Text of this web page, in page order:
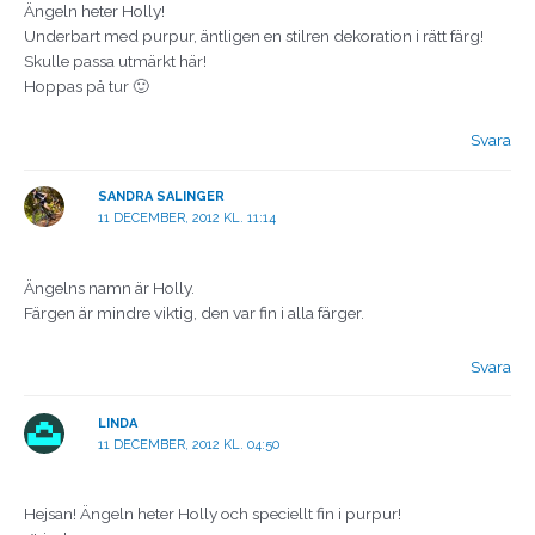
Ängeln heter Holly!
Underbart med purpur, äntligen en stilren dekoration i rätt färg!
Skulle passa utmärkt här!
Hoppas på tur 🙂
Svara
SANDRA SALINGER
11 DECEMBER, 2012 KL. 11:14
Ängelns namn är Holly.
Färgen är mindre viktig, den var fin i alla färger.
Svara
LINDA
11 DECEMBER, 2012 KL. 04:50
Hejsan! Ängeln heter Holly och speciellt fin i purpur!